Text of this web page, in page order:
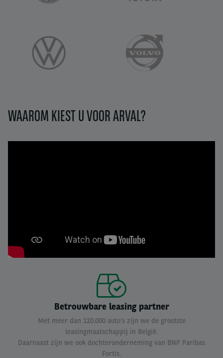
WAAROM KIEST U VOOR ARVAL?
Betrouwbare leasing partner
Met meer dan 120.000 auto’s zijn we de grootste
leasingmaatschappij in België.
Daarnaast zijn we ook dochteronderneming van BNP Paribas
Fortis.